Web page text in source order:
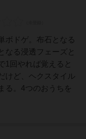
ボドゲ。布石となる
なる浸透フェーズと
1回やれば覚えると
けど、ヘクスタイル
る。4つのおうちを